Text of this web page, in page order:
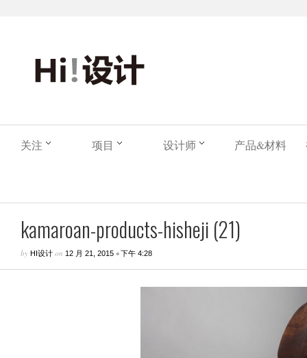
关注 项目 设计师 产品&材料
kamaroan-products-hisheji (21)
by HI设计 on 12 月 21, 2015 •下午 4:28